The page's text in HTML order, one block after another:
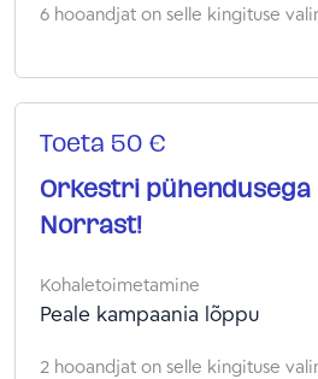
6 hooandjat on selle kingituse
Toeta 50 €
Orkestri
Norrast!
Kohaletoimetamine
Peale kampaania lõppu
2 hooandjat on selle kingituse